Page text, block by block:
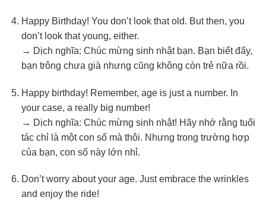
Happy Birthday! You don’t look that old. But then, you
don’t look that young, either.
→ Dịch nghĩa: Chúc mừng sinh nhật bạn. Bạn biết đấy,
bạn trông chưa già nhưng cũng không còn trẻ nữa rồi.
Happy birthday! Remember, age is just a number. In
your case, a really big number!
→ Dịch nghĩa: Chúc mừng sinh nhật! Hãy nhớ rằng tuổi
tác chỉ là một con số mà thôi. Nhưng trong trường hợp
của bạn, con số này lớn nhỉ.
Don’t worry about your age. Just embrace the wrinkles
and enjoy the ride!